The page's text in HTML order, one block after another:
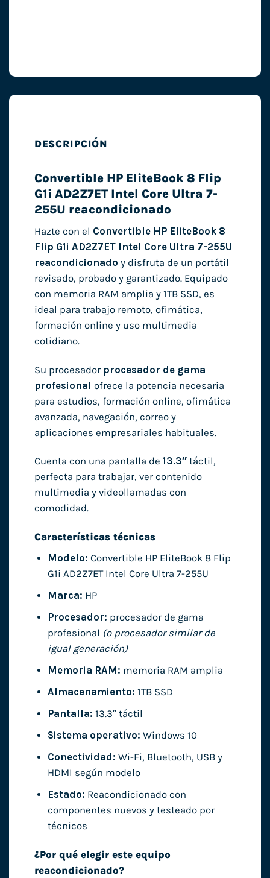
DESCRIPCIÓN
Convertible HP EliteBook 8 Flip
G1i AD2Z7ET Intel Core Ultra 7-
255U reacondicionado
Hazte con el Convertible HP EliteBook 8
Flip G1i AD2Z7ET Intel Core Ultra 7-255U
reacondicionado y disfruta de un portátil
revisado, probado y garantizado. Equipado
con memoria RAM amplia y 1TB SSD, es
ideal para trabajo remoto, ofimática,
formación online y uso multimedia
cotidiano.
Su procesador procesador de gama
profesional ofrece la potencia necesaria
para estudios, formación online, ofimática
avanzada, navegación, correo y
aplicaciones empresariales habituales.
Cuenta con una pantalla de 13.3″táctil,
perfecta para trabajar, ver contenido
multimedia y videollamadas con
comodidad.
Características técnicas
Modelo: Convertible HP EliteBook 8 Flip
G1i AD2Z7ET Intel Core Ultra 7-255U
Marca: HP
Procesador: procesador de gama
profesional (o procesador similar de
igual generación)
Memoria RAM: memoria RAM amplia
Almacenamiento: 1TB SSD
Pantalla: 13.3″ táctil
Sistema operativo: Windows 10
Conectividad: Wi-Fi, Bluetooth, USB y
HDMI según modelo
Estado: Reacondicionado con
componentes nuevos y testeado por
técnicos
¿Por qué elegir este equipo
reacondicionado?